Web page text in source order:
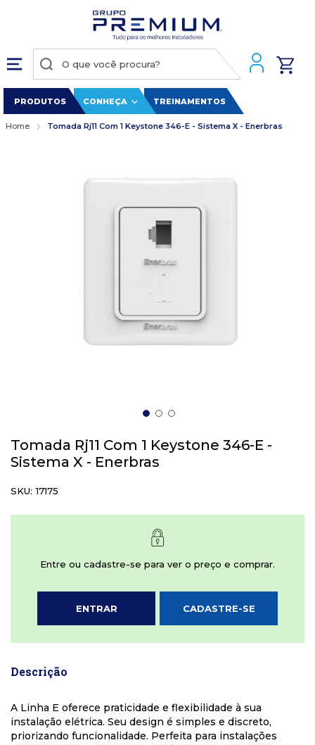
PRODUTOS CONHEÇA TREINAMENTOS
Home Tomada Rj11 Com 1 Keystone 346-E - Sistema X - Enerbras
para
o
início
da
de
Tomada Rj11 Com 1 Keystone 346-E -
Sistema X - Enerbras
SKU 17175
Entre ou cadastre-se para ver o preço e comprar.
ENTRAR CADASTRE-SE
Descrição
A Linha E oferece praticidade e flexibilidade à sua
instalação elétrica. Seu design é simples e discreto,
priorizando funcionalidade. Perfeita para instalações